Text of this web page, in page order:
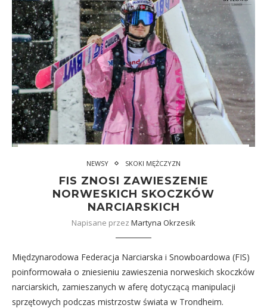
NEWSY SKOKI MĘŻCZYZN
FIS ZNOSI ZAWIESZENIE
NORWESKICH SKOCZKÓW
NARCIARSKICH
Napisane przez Martyna Okrzesik
Międzynarodowa Federacja Narciarska i Snowboardowa (FIS)
poinformowała o zniesieniu zawieszenia norweskich skoczków
narciarskich, zamieszanych w aferę dotyczącą manipulacji
sprzętowych podczas mistrzostw świata w Trondheim.